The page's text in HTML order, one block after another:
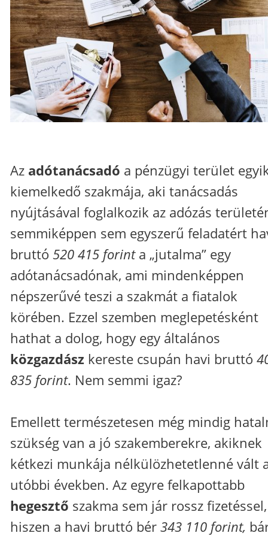
Az adótanácsadó a pénzügyi terület
kiemelkedő szakmája, aki tanácsadás
nyújtásával foglalkozik az adózás
semmiképpen sem egyszerű feladatért
bruttó 520 415 forinta „jutalma” egy
adótanácsadónak, ami mindenképpen
népszerűvé teszi a szakmát a fiatalok
körében. Ezzel szemben meglepetésként
hathat a dolog, hogy egy általános
közgazdász kereste csupán havi bruttó
835 forint. Nem semmi igaz?
Emellett természetesen még mindig
szükség van a jó szakemberekre, akiknek
kétkezi munkája nélkülözhetetlenné vált
utóbbi években. Az egyre felkapottabb
hegesztő szakma sem jár rossz fizetéssel,
hiszen a havi bruttó bér 343 110 forint,